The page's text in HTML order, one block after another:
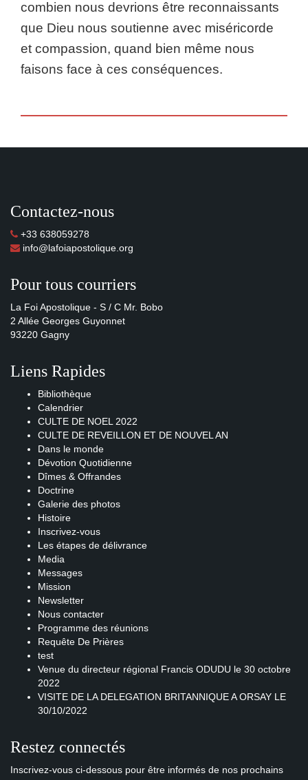
combien nous devrions être reconnaissants
que Dieu nous soutienne avec miséricorde
et compassion, quand bien même nous
faisons face à ces conséquences.
Contactez-nous
+33 638059278
info@lafoiapostolique.org
Pour tous courriers
La Foi Apostolique - S / C Mr. Bobo
2 Allée Georges Guyonnet
93220 Gagny
Liens Rapides
Bibliothèque
Calendrier
CULTE DE NOEL 2022
CULTE DE REVEILLON ET DE NOUVEL AN
Dans le monde
Dévotion Quotidienne
Dîmes & Offrandes
Doctrine
Galerie des photos
Histoire
Inscrivez-vous
Les étapes de délivrance
Media
Messages
Mission
Newsletter
Nous contacter
Programme des réunions
Requête De Prières
test
Venue du directeur régional Francis ODUDU le 30 octobre
2022
VISITE DE LA DELEGATION BRITANNIQUE A ORSAY LE
30/10/2022
Restez connectés
Inscrivez-vous ci-dessous pour être informés de nos prochains